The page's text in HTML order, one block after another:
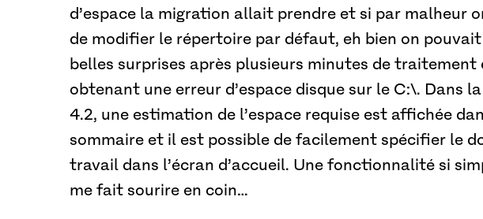
d’espace la migration allait prendre et si par malheur
de modifier le répertoire par défaut, eh bien on
belles surprises après plusieurs minutes de traitement
obtenant une erreur d’espace disque sur le C:\. Dans
4.2, une estimation de l’espace requise est affichée
sommaire et il est possible de facilement spécifier le
travail dans l’écran d’accueil. Une fonctionnalité si
me fait sourire en coin…